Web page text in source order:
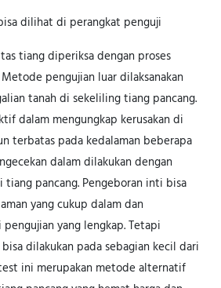
dilihat di perangkat penguji
tiang diperiksa dengan proses
pengujian luar dilaksanakan
tanah di sekeliling tiang pancang.
dalam mengungkap kerusakan di
terbatas pada kedalaman beberapa
dalam dilakukan dengan
pancang. Pengeboran inti bisa
yang cukup dalam dan
yang lengkap. Tetapi
dilakukan pada sebagian kecil dari
ini merupakan metode alternatif